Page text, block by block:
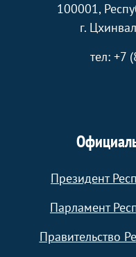
100001,
г.
тел: +7
Президент
Парламент
Правительство